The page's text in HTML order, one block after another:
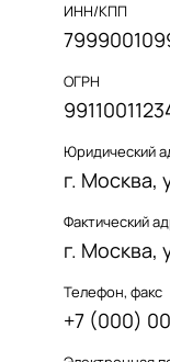
ИНН/КПП
ОГРН
Юридический
г. Москва,
Фактический
г. Москва,
Телефон, факс
+7 (000)